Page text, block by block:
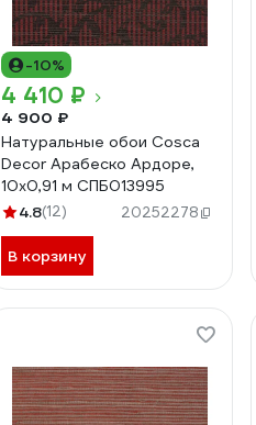
-10%
4 410 ₽
4 900 ₽
Натуральные обои Cosca
Decor Арабеско Ардоре,
10x0,91 м СПБ013995
4.8(12) 20252278
В корзину